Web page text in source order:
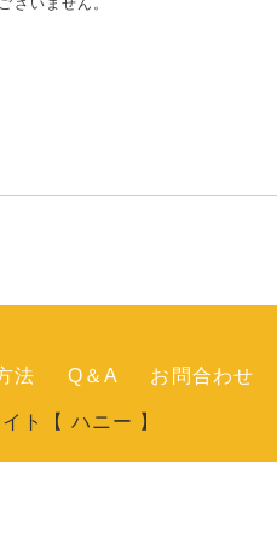
法 Q＆A お問合わせ
ト【 ハニー 】